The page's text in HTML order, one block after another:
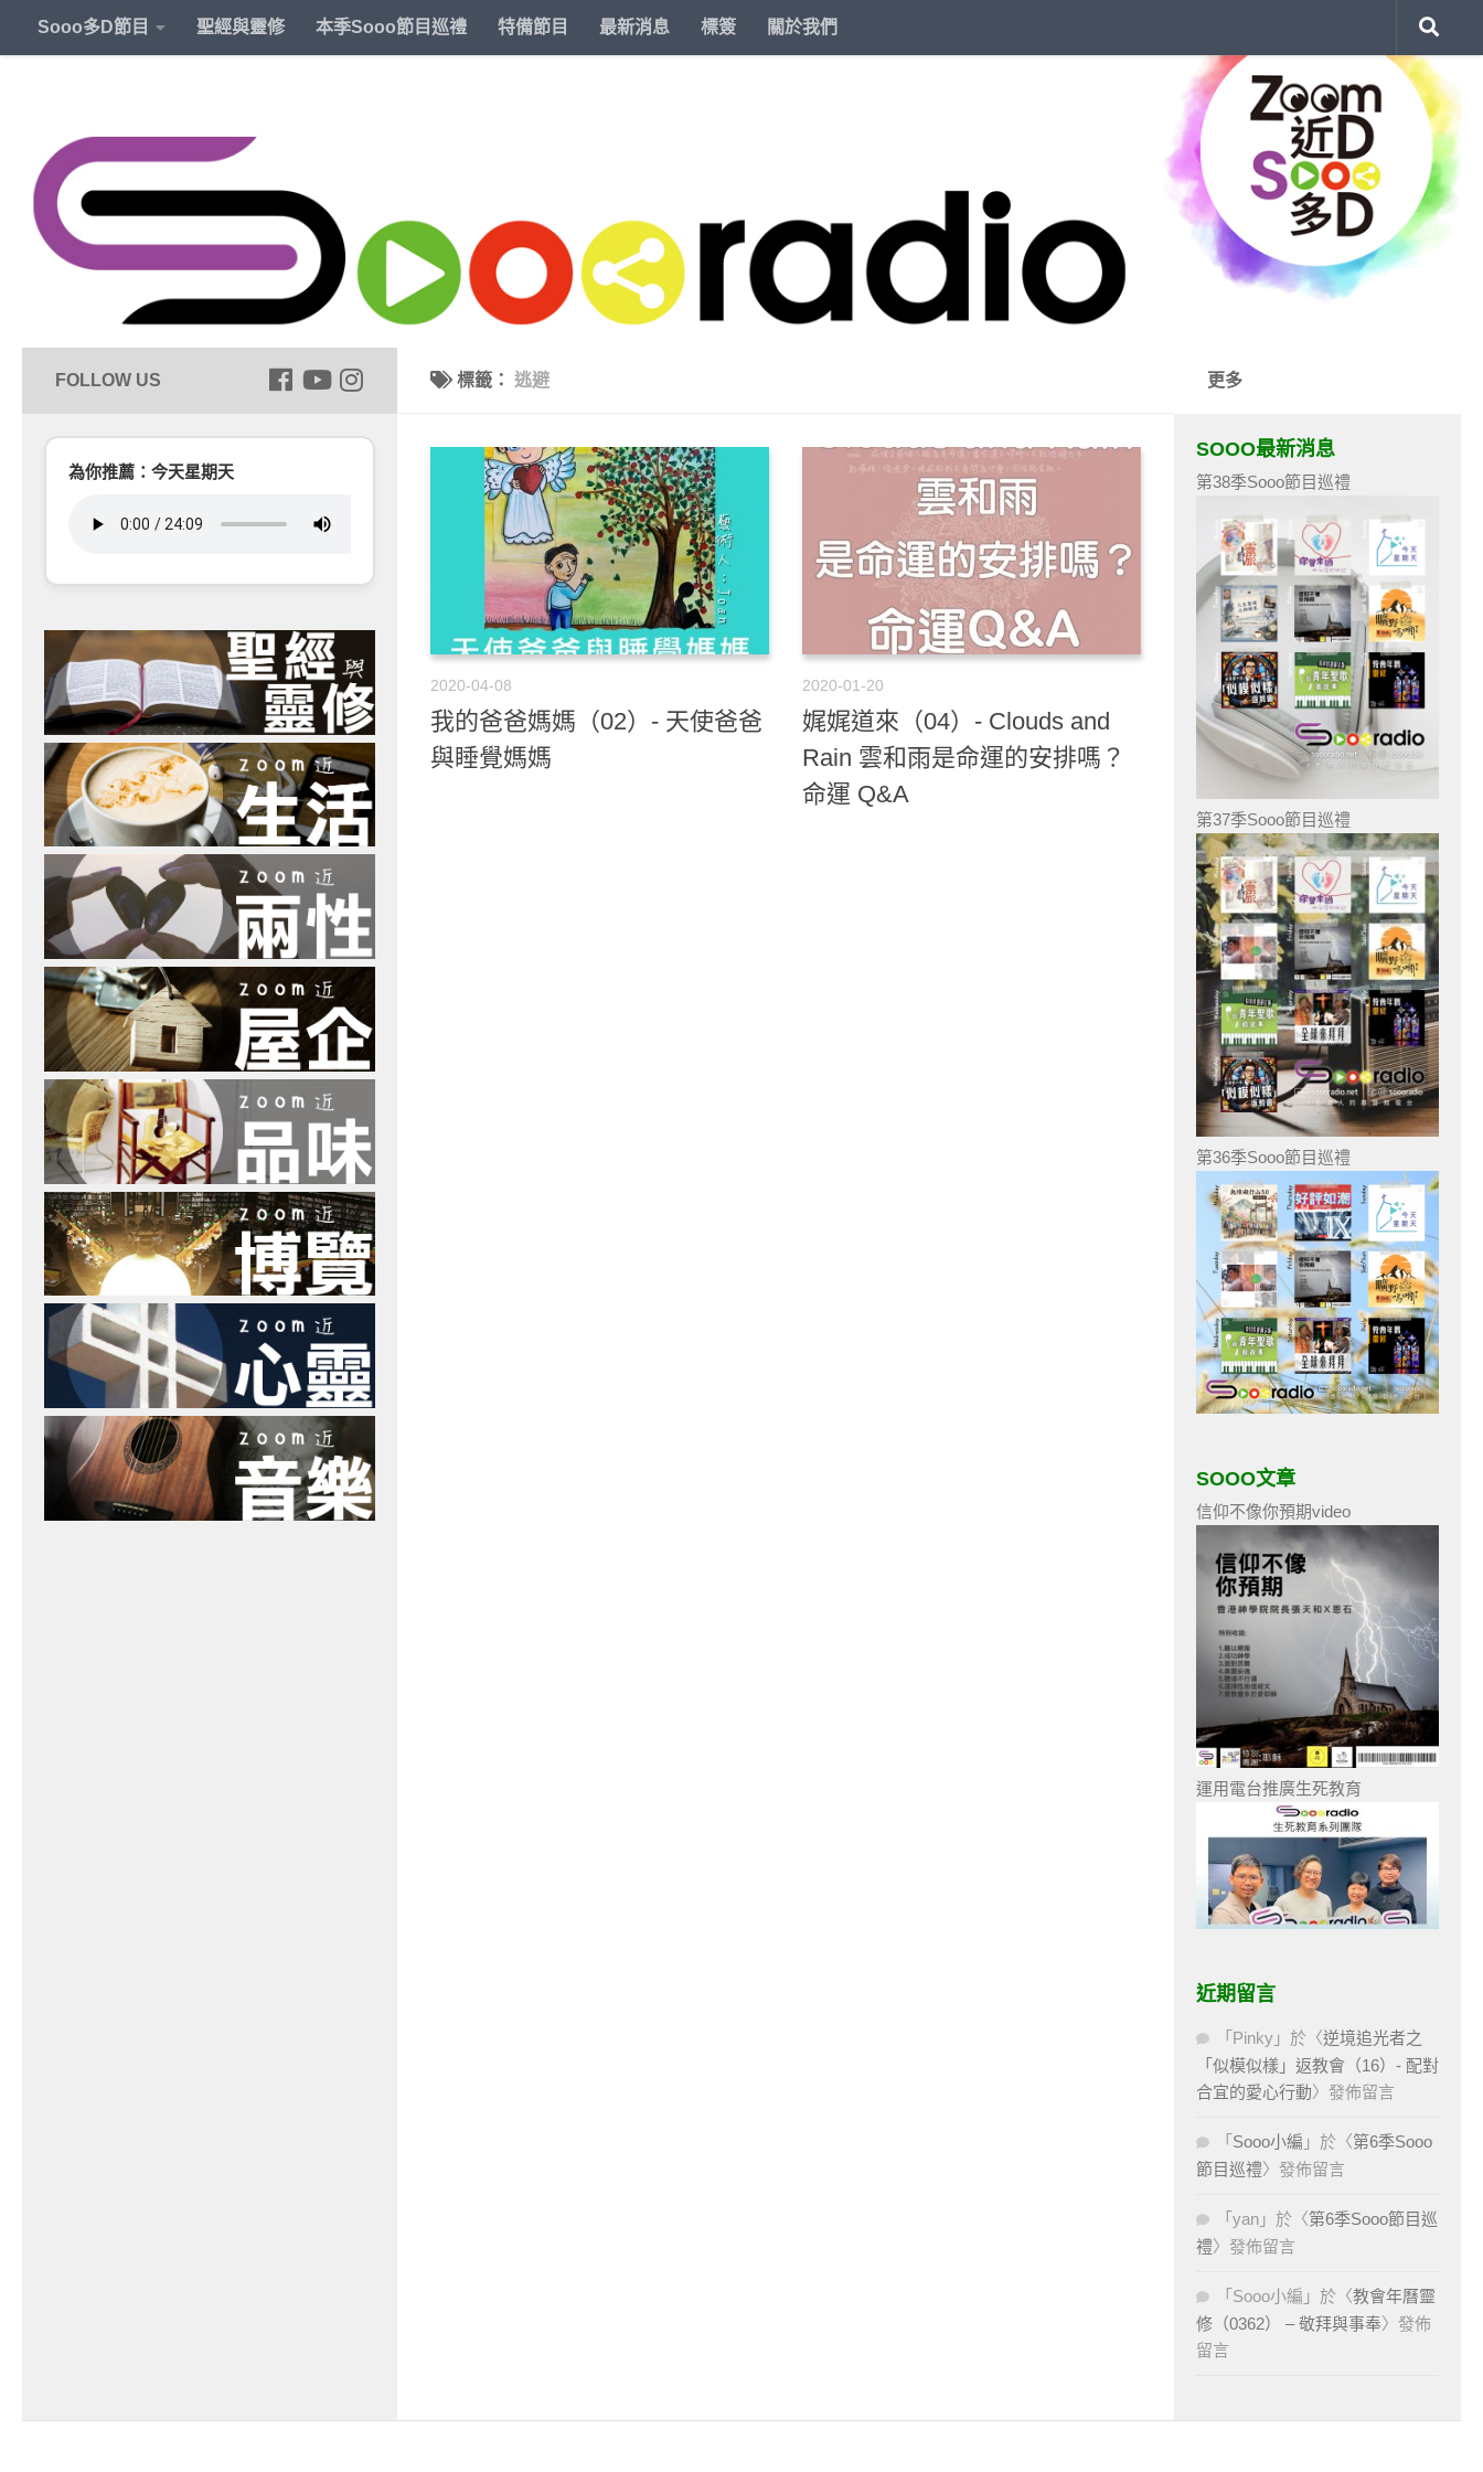
Sooo多D節目 聖經與靈修 本季Sooo節目巡禮 特備節目 最新消息 標簽 關於我們
標籤： 逃避
2020-04-08
我的爸爸媽媽（02）- 天使爸爸
與睡覺媽媽
2020-01-20
娓娓道來（04）- Clouds and
Rain 雲和雨是命運的安排嗎？
命運 Q&A
為你推薦：今天星期天
更多
SOOO最新消息
第38季Sooo節目巡禮
第37季Sooo節目巡禮
第36季Sooo節目巡禮
SOOO文章
信仰不像你預期video
運用電台推廣生死教育
近期留言
「 Pinky 」於〈逆境追光者之
「似模似樣」返教會（16）- 配對
合宜的愛心行動〉發佈留言
「 Sooo小編 」於〈第6季Sooo
節目巡禮〉發佈留言
「 yan 」於〈第6季Sooo節目巡
禮〉發佈留言
「 Sooo小編 」於〈教會年曆靈
修（0362） – 敬拜與事奉〉發佈
留言